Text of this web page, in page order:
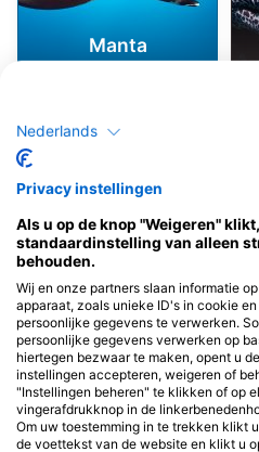
Manta
Duikcentra die deze
verzorgen
Ocean Warriors
Henveiru Meenaaz, 20006 Male’,
Maldives
Nederlands
Privacy instellingen
Als u op de knop "Weigeren"
standaardinstelling van alleen
behouden.
Wij en onze partners slaan informatie
apparaat, zoals unieke ID's in cookie
persoonlijke gegevens te verwerken.
persoonlijke gegevens verwerken op
hiertegen bezwaar te maken, opent u
instellingen accepteren, weigeren of
"Instellingen beheren" te klikken of op
vingerafdrukknop in de
Om uw toestemming in te trekken klikt
de voettekst van de website en klikt u